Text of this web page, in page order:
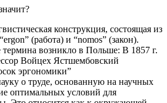
конструкция, состоящая из
(работа) и “nomos” (закон).
термина возникло в Польше: В 1857 г.
Войцех Ястшембовский
эргономики”
о труде, основанную на научных
оптимальных условий для